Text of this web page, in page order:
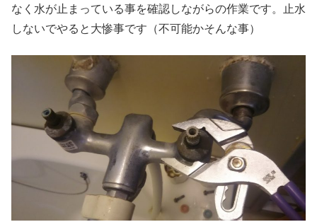
なく水が止まっている事を確認しながらの作業です。止水
しないでやると大惨事です（不可能かそんな事）